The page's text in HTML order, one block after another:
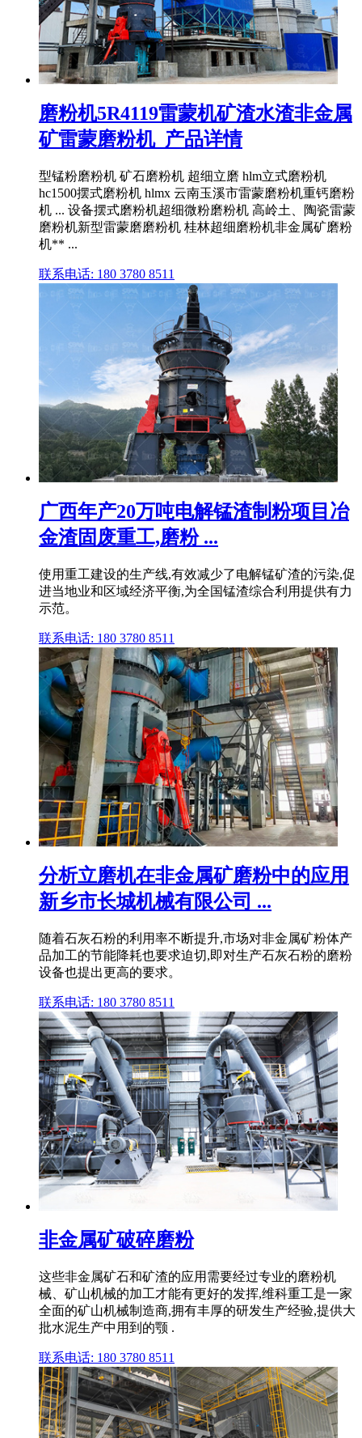
磨粉机5R4119雷蒙机矿渣水渣非金属
矿雷蒙磨粉机_产品详情
型锰粉磨粉机 矿石磨粉机 超细立磨 hlm立式磨粉机
hc1500摆式磨粉机 hlmx 云南玉溪市雷蒙磨粉机重钙磨粉
机 ... 设备摆式磨粉机超细微粉磨粉机 高岭土、陶瓷雷蒙
磨粉机新型雷蒙磨磨粉机 桂林超细磨粉机非金属矿磨粉
机** ...
联系电话: 180 3780 8511
广西年产20万吨电解锰渣制粉项目冶
金渣固废重工,磨粉 ...
使用重工建设的生产线,有效减少了电解锰矿渣的污染,促
进当地业和区域经济平衡,为全国锰渣综合利用提供有力
示范。
联系电话: 180 3780 8511
分析立磨机在非金属矿磨粉中的应用
新乡市长城机械有限公司 ...
随着石灰石粉的利用率不断提升,市场对非金属矿粉体产
品加工的节能降耗也要求迫切,即对生产石灰石粉的磨粉
设备也提出更高的要求。
联系电话: 180 3780 8511
非金属矿破碎磨粉
这些非金属矿石和矿渣的应用需要经过专业的磨粉机
械、矿山机械的加工才能有更好的发挥,维科重工是一家
全面的矿山机械制造商,拥有丰厚的研发生产经验,提供大
批水泥生产中用到的颚 .
联系电话: 180 3780 8511